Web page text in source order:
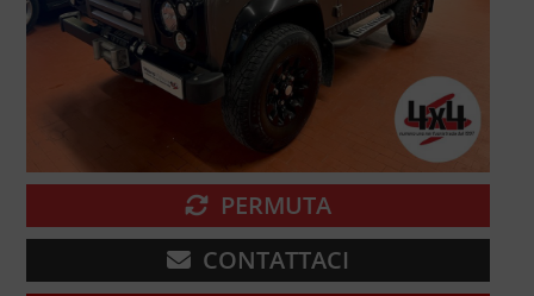
PERMUTA
CONTATTACI